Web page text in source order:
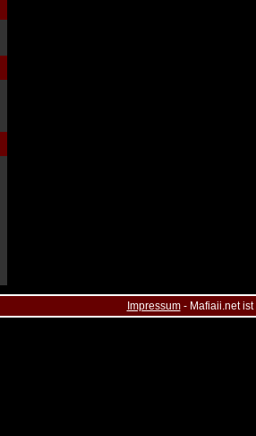
Impressum- Mafiaii.net ist